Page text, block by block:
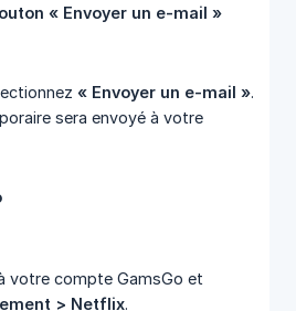
« Envoyer un e-mail »
« Envoyer un e-mail ».
sera envoyé à votre
votre compte GamsGo et
> Netflix.